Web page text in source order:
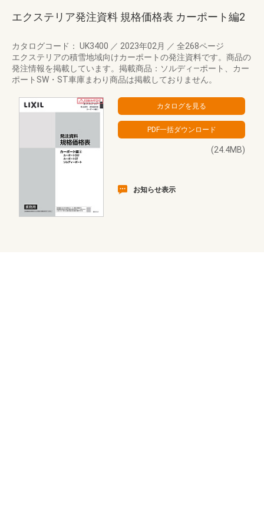
エクステリア発注資料 規格価格表 カーポート編2
カタログコード： UK3400 ／ 2023年02月 ／ 全268ページ
エクステリアの積雪地域向けカーポートの発注資料です。商品の
発注情報を掲載しています。掲載商品：ソルディ―ポート、カー
ポートSW・ST車庫まわり商品は掲載しておりません。
(24.4MB)
お知らせ表示